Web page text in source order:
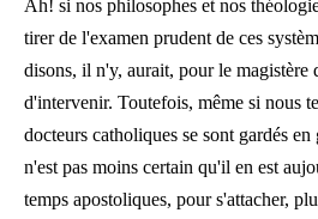
Ah! si nos philosophes et nos
tirer de l'examen prudent de ces
disons, il n'y, aurait, pour le magistère
d'intervenir. Toutefois, même si nous
docteurs catholiques se sont gardés
n'est pas moins certain qu'il en est
temps apostoliques, pour s'attacher,